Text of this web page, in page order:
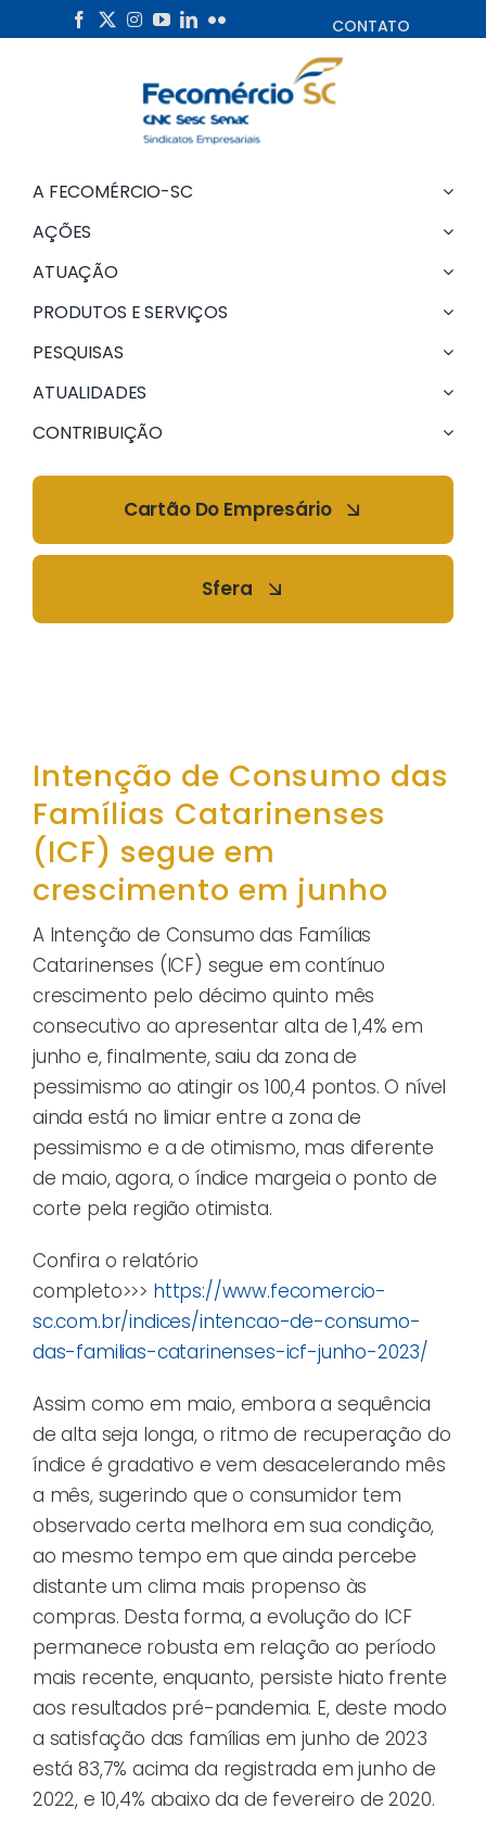
to
CONTATO
A FECOMÉRCIO-SC
AÇÕES
ATUAÇÃO
PRODUTOS E SERVIÇOS
PESQUISAS
ATUALIDADES
CONTRIBUIÇÃO
Cartão Do Empresário
Sfera
Intenção de Consumo das
Famílias Catarinenses
(ICF) segue em
crescimento em junho
A Intenção de Consumo das Famílias
Catarinenses (ICF) segue em contínuo
crescimento pelo décimo quinto mês
consecutivo ao apresentar alta de 1,4% em
junho e, finalmente, saiu da zona de
pessimismo ao atingir os 100,4 pontos. O nível
ainda está no limiar entre a zona de
pessimismo e a de otimismo, mas diferente
de maio, agora, o índice margeia o ponto de
corte pela região otimista.
Confira o relatório
completo>>> https://www.fecomercio-
sc.com.br/indices/intencao-de-consumo-
das-familias-catarinenses-icf-junho-2023/
Assim como em maio, embora a sequência
de alta seja longa, o ritmo de recuperação do
índice é gradativo e vem desacelerando mês
a mês, sugerindo que o consumidor tem
observado certa melhora em sua condição,
ao mesmo tempo em que ainda percebe
distante um clima mais propenso às
compras. Desta forma, a evolução do ICF
permanece robusta em relação ao período
mais recente, enquanto, persiste hiato frente
aos resultados pré-pandemia. E, deste modo
a satisfação das famílias em junho de 2023
está 83,7% acima da registrada em junho de
2022, e 10,4% abaixo da de fevereiro de 2020.